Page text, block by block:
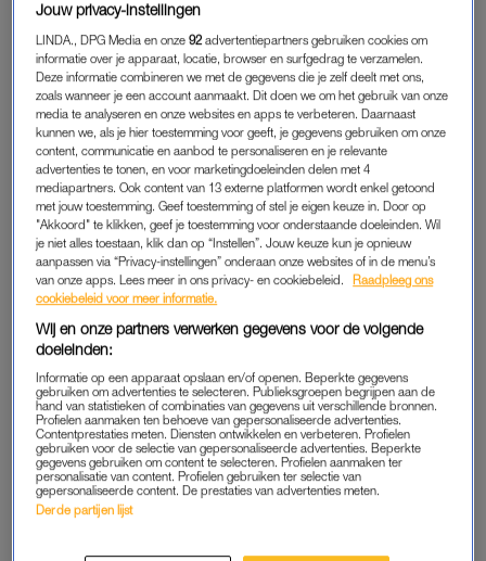
Dit maakt dierenrechtenorganisatie Animal Rights donderdag
bekend.
MINISTER GRAPPERHAUS
Volgens de aanklacht heeft de minister boeren opgeroepen
om auto’s van activisten te stelen. Ook zou hij boeren
aanmoedigen tot geweld tegen dierenactivisten. Bovendien
zou Grapperhaus opzettelijk beledigende uitspraken hebben
gedaan over activisten.
maand deed tijdens een bijeenkomst van de Producenten
evenement zou Grapperhaus het geen probleem vinden om
een hogedrukspuit op activisten te zetten.
Lees ook
Ex-politiechef doet aangifte tegen minister Grapperhaus
Jouw privacy-instellingen
LINDA., DPG Media en onze92 advertentiepartners gebruiken cookies om
informatie over je apparaat, locatie, browser en surfgedrag te verzamelen.
Deze informatie combineren we met de gegevens die je zelf deelt met ons,
zoals wanneer je een account aanmaakt. Dit doen we om het gebruik van onze
media te analyseren en onze websites en apps te verbeteren. Daarnaast
kunnen we, als je hier toestemming voor geeft, je gegevens gebruiken om onze
content, communicatie en aanbod te personaliseren en je relevante
advertenties te tonen, en voor marketingdoeleinden delen met 4
mediapartners. Ook content van 13 externe platformen wordt enkel getoond
met jouw toestemming. Geef toestemming of stel je eigen keuze in. Door op
"Akkoord" te klikken, geef je toestemming voor onderstaande doeleinden. Wil
je niet alles toestaan, klik dan op “Instellen”. Jouw keuze kun je opnieuw
aanpassen via “Privacy-instellingen” onderaan onze websites of in de menu’s
van onze apps. Lees meer in ons privacy- en cookiebeleid.
Raadpleeg ons
cookiebeleid voor meer informatie.
Wij en onze partners verwerken gegevens voor de volgende
doeleinden:
Informatie op een apparaat opslaan en/of openen. Beperkte gegevens
gebruiken om advertenties te selecteren. Publieksgroepen begrijpen aan de
hand van statistieken of combinaties van gegevens uit verschillende bronnen.
Profielen aanmaken ten behoeve van gepersonaliseerde advertenties.
Contentprestaties meten. Diensten ontwikkelen en verbeteren. Profielen
gebruiken voor de selectie van gepersonaliseerde advertenties. Beperkte
gegevens gebruiken om content te selecteren. Profielen aanmaken ter
personalisatie van content. Profielen gebruiken ter selectie van
gepersonaliseerde content. De prestaties van advertenties meten.
Derde partijen lijst